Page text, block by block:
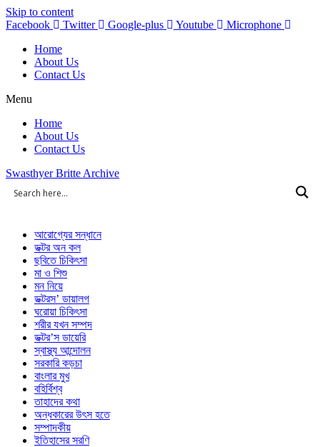
Skip to content
Facebook
Twitter Google-plus Youtube
Microphone
Home
About Us
Contact Us
Menu
Home
About Us
Contact Us
Swasthyer Britte Archive
আরোগ্যের সন্ধানে
ডক্টর অন কল
ছবিতে চিকিৎসা
মা ও শিশু
মন নিয়ে
ডক্টরস’ ডায়ালগ
ঘরোয়া চিকিৎসা
শরীর যখন সম্পদ
ডক্টর’স ডায়েরি
স্বাস্থ্য আন্দোলন
সরকারি কড়চা
বাংলার মুখ
বহির্বিশ্ব
তাহাদের কথা
অন্ধকারের উৎস হতে
সম্পাদকীয়
ইতিহাসের সরণি